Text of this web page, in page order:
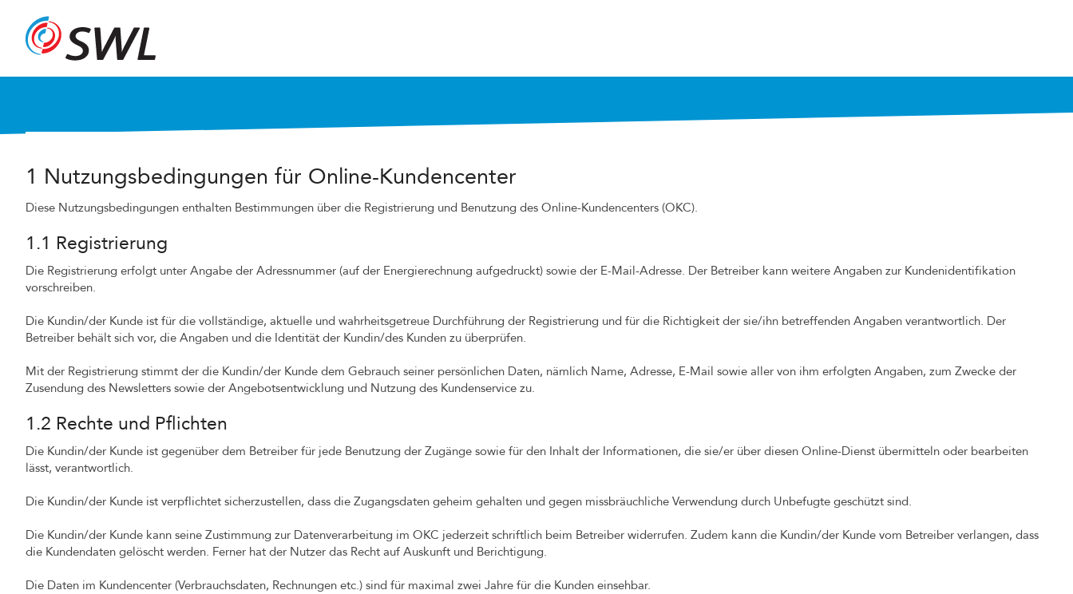
1 Nutzungsbedingungen für Online-Kundencenter
Diese Nutzungsbedingungen enthalten Bestimmungen über die Registrierung und Benutzung des Online-Kundencenters (OKC).
1.1 Registrierung
Die Registrierung erfolgt unter Angabe der Adressnummer (auf der Energierechnung aufgedruckt) sowie der E-Mail-Adresse. Der Betreiber kann weitere Angaben zur Kundenidentifikation
vorschreiben.
Die Kundin/der Kunde ist für die vollständige, aktuelle und wahrheitsgetreue Durchführung der Registrierung und für die Richtigkeit der sie/ihn betreffenden Angaben verantwortlich. Der
Betreiber behält sich vor, die Angaben und die Identität der Kundin/des Kunden zu überprüfen.
Mit der Registrierung stimmt der die Kundin/der Kunde dem Gebrauch seiner persönlichen Daten, nämlich Name, Adresse, E-Mail sowie aller von ihm erfolgten Angaben, zum Zwecke der
Zusendung des Newsletters sowie der Angebotsentwicklung und Nutzung des Kundenservice zu.
1.2 Rechte und Pflichten
Die Kundin/der Kunde ist gegenüber dem Betreiber für jede Benutzung der Zugänge sowie für den Inhalt der Informationen, die sie/er über diesen Online-Dienst übermitteln oder bearbeiten
lässt, verantwortlich.
Die Kundin/der Kunde ist verpflichtet sicherzustellen, dass die Zugangsdaten geheim gehalten und gegen missbräuchliche Verwendung durch Unbefugte geschützt sind.
Die Kundin/der Kunde kann seine Zustimmung zur Datenverarbeitung im OKC jederzeit schriftlich beim Betreiber widerrufen. Zudem kann die Kundin/der Kunde vom Betreiber verlangen, dass
die Kundendaten gelöscht werden. Ferner hat der Nutzer das Recht auf Auskunft und Berichtigung.
Die Daten im Kundencenter (Verbrauchsdaten, Rechnungen etc.) sind für maximal zwei Jahre für die Kunden einsehbar.